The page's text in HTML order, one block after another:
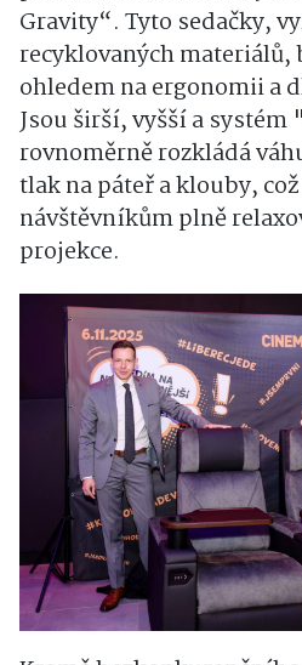
Gravity“. Tyto sedačky,
recyklovaných materiálů,
ohledem na ergonomii a
Jsou širší, vyšší a
rovnoměrně rozkládá
tlak na páteř a klouby,
návštěvníkům plně
projekce.